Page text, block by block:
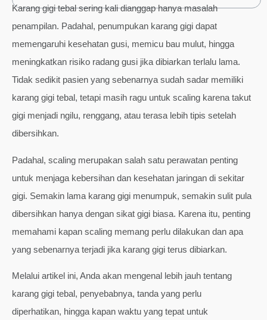
Karang gigi tebal sering kali dianggap hanya masalah
penampilan. Padahal, penumpukan karang gigi dapat
memengaruhi kesehatan gusi, memicu bau mulut, hingga
meningkatkan risiko radang gusi jika dibiarkan terlalu lama.
Tidak sedikit pasien yang sebenarnya sudah sadar memiliki
karang gigi tebal, tetapi masih ragu untuk scaling karena takut
gigi menjadi ngilu, renggang, atau terasa lebih tipis setelah
dibersihkan.
Padahal, scaling merupakan salah satu perawatan penting
untuk menjaga kebersihan dan kesehatan jaringan di sekitar
gigi. Semakin lama karang gigi menumpuk, semakin sulit pula
dibersihkan hanya dengan sikat gigi biasa. Karena itu, penting
memahami kapan scaling memang perlu dilakukan dan apa
yang sebenarnya terjadi jika karang gigi terus dibiarkan.
Melalui artikel ini, Anda akan mengenal lebih jauh tentang
karang gigi tebal, penyebabnya, tanda yang perlu
diperhatikan, hingga kapan waktu yang tepat untuk